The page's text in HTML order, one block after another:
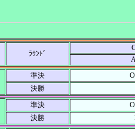
ﾗｳﾝﾄﾞ
準決
決勝
準決
決勝